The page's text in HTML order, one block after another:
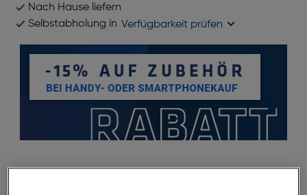
Nach Hause liefern
Selbstabholung in Verfügbarkeit prüfen